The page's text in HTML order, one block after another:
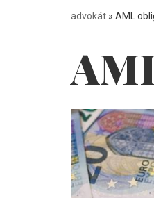
advokát » AML